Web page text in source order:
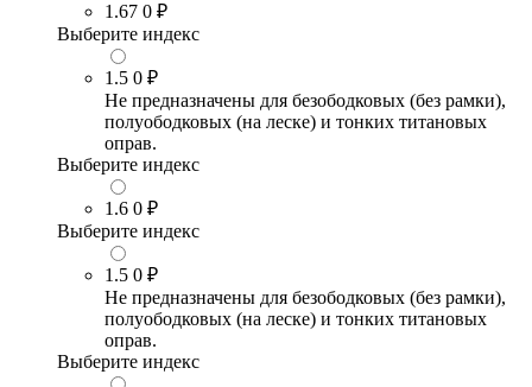
1.67 0 ₽
Выберите индекс
1.5 0 ₽
Не предназначены для безободковых (без рамки),
полуободковых (на леске) и тонких титановых
оправ.
Выберите индекс
1.6 0 ₽
Выберите индекс
1.5 0 ₽
Не предназначены для безободковых (без рамки),
полуободковых (на леске) и тонких титановых
оправ.
Выберите индекс